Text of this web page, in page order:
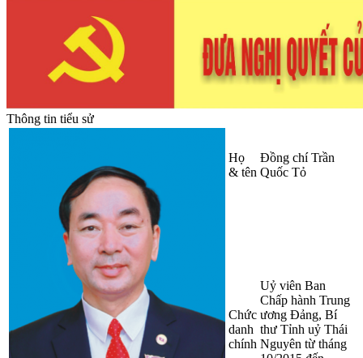
Thông tin tiểu sử
Họ
& tên
Đồng chí Trần
Quốc Tỏ
Chức
danh
chính
Uỷ viên Ban
Chấp hành Trung
ương Đảng, Bí
thư Tỉnh uỷ Thái
Nguyên từ tháng